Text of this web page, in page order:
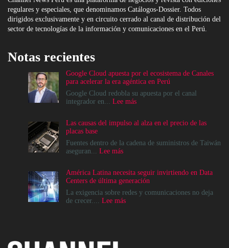
regulares y especiales, que denominamos Catálogos-Dossier. Todos
dirigidos exclusivamente y en circuito cerrado al canal de distribución del
sector de tecnologías de la información y comunicaciones en el Perú.
Notas recientes
Google Cloud apuesta por el ecosistema de Canales
para acelerar la era agéntica en Perú
Google Cloud redobla su apuesta por el canal
integrador en... Lee más:
apuesta
el
para
acelerar
la
era
Las causas del impulso al alza en el precio de las
placas base
Fuentes dentro de la cadena de suministros de Taiwán
aseguran... Lee más:
del
impulso
al
alza
América Latina necesita seguir invirtiendo en Data
Centers de última generación
La exigencia sobre redes y comunicaciones no deja
de crecer.... Lee más: